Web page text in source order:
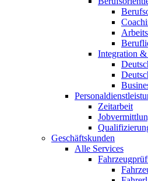
Integration &
Zeitarbeit
Geschäftskunden
Alle Services